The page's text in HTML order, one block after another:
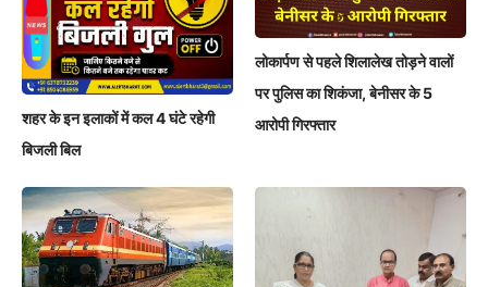
शहर के इन इलाकों में कल 4 घंटे रहेगी
बिजली बिल
लोकार्पण से पहले शिलालेख तोड़ने वालों
पर पुलिस का शिकंजा, बेनीसर के 5
आरोपी गिरफ्तार